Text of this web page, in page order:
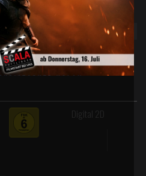
Digital 2D
Digital 2D